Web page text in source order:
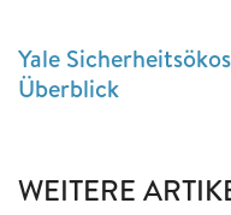
Yale
Überblick
WEITERE